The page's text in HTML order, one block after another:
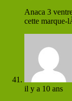
Anaca 3
cette marque-
il y a 10 ans